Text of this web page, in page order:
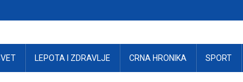
LEPOTA I ZDRAVLJE CRNA HRONIKA SPORT